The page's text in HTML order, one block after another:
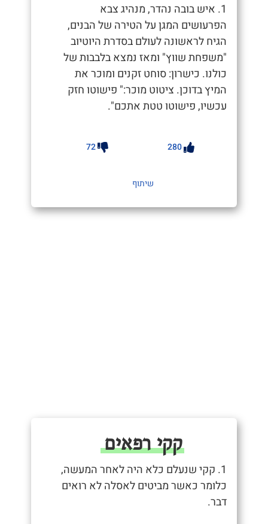
1. איש בובה נהדר, מנהיג צבא
הפרעושים המגן על הטירה של הבנים,
הגיח לראשונה לעולם בסדרת היוטיוב
"משפחת שווץ" ומאז נמצא בלבבות של
כולנו. כישרון: סוחט זקנים ומוכר את
המיץ בדוכן. ציטוט מוכר:" פישוטו חזק
עכשיו, פישוטו טטת אתכם".
280
72
שיתוף
קקי רפאים
1. קקי שנעלם כלא היה לאחר המעשה,
כלומר כאשר מביטים לאסלה לא רואים
דבר.